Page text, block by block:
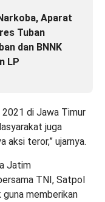
Aparat
Tuban
dan BNNK
LP
2021 di Jawa Timur
juga
aksi teror,” ujarnya.
Jatim
TNI, Satpol
memberikan